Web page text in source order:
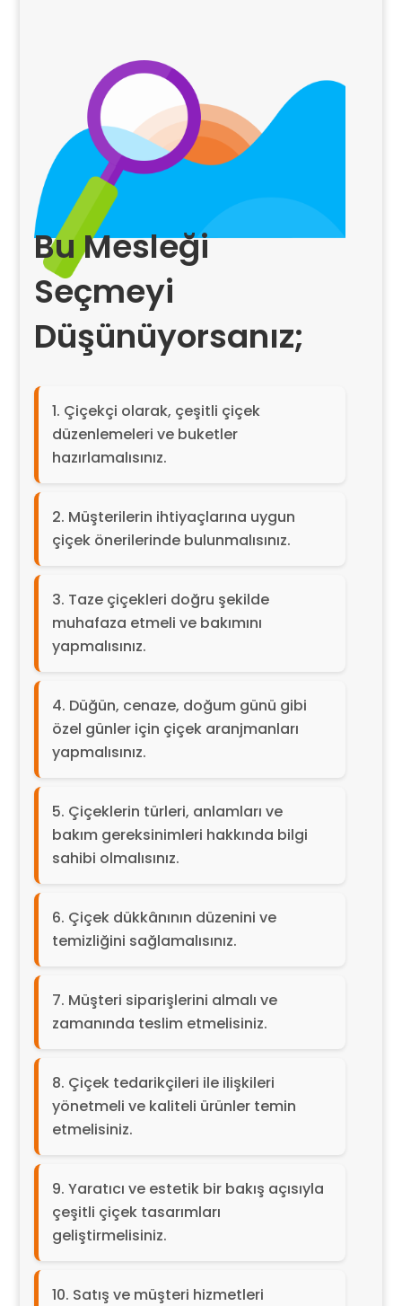
Bu Mesleği
Seçmeyi
Düşünüyorsanız;
Çiçekçi olarak, çeşitli çiçek
düzenlemeleri ve buketler
hazırlamalısınız.
Müşterilerin ihtiyaçlarına uygun
çiçek önerilerinde bulunmalısınız.
Taze çiçekleri doğru şekilde
muhafaza etmeli ve bakımını
yapmalısınız.
Düğün, cenaze, doğum günü gibi
özel günler için çiçek aranjmanları
yapmalısınız.
Çiçeklerin türleri, anlamları ve
bakım gereksinimleri hakkında bilgi
sahibi olmalısınız.
Çiçek dükkânının düzenini ve
temizliğini sağlamalısınız.
Müşteri siparişlerini almalı ve
zamanında teslim etmelisiniz.
Çiçek tedarikçileri ile ilişkileri
yönetmeli ve kaliteli ürünler temin
etmelisiniz.
Yaratıcı ve estetik bir bakış açısıyla
çeşitli çiçek tasarımları
geliştirmelisiniz.
Satış ve müşteri hizmetleri